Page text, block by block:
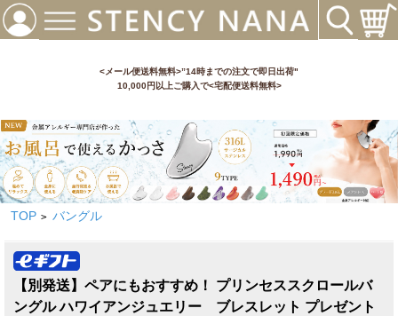
<メール便送料無料>”14時までの注文で即日出荷"
10,000円以上ご購入で<宅配便送料無料>
TOP > バングル
【別発送】ペアにもおすすめ！ プリンセススクロールバ
ングル ハワイアンジュエリー ブレスレット プレゼント